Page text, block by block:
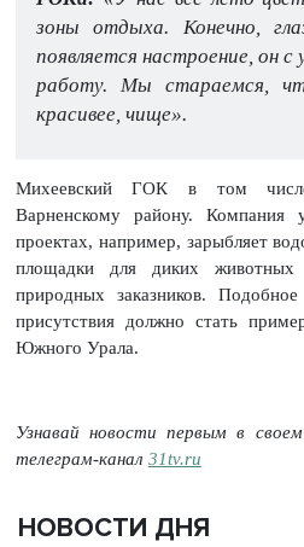
зоны отдыха. Конечно,
появляется настроение, он
работу. Мы стараемся,
красивее, чище».
Михеевский ГОК в том
Варненскому району. Компания
проектах, например, зарыбляет
площадки для диких животных
природных заказников.
присутствия должно стать
Южного Урала.
Узнавай новости первым в
телеграм-канал 31tv.ru
НОВОСТИ ДНЯ